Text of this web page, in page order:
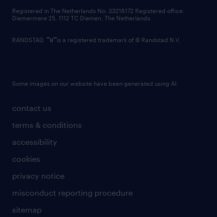
contact us
terms & conditions
accessibility
cookies
privacy notice
misconduct reporting procedure
sitemap
Registered in The Netherlands No: 33216172 Registered office:
Diemermere 25, 1112 TC Diemen, The Netherlands.
RANDSTAD, is a registered trademark of © Randstad N.V.
Some images on our website have been generated using AI.